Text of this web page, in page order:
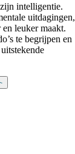
intelligentie.
uitdagingen,
leuker maakt.
te begrijpen en